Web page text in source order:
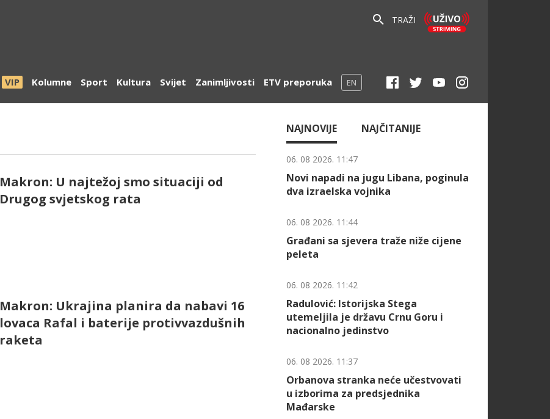
TRAŽI
VIP Kolumne Sport Kultura Svijet Zanimljivosti ETV preporuka EN
Makron: U najtežoj smo situaciji od
Drugog svjetskog rata
Makron: Ukrajina planira da nabavi 16
lovaca Rafal i baterije protivvazdušnih
raketa
NAJNOVIJE NAJČITANIJE
06. 08 2026. 11:47
Novi napadi na jugu Libana, poginula
dva izraelska vojnika
06. 08 2026. 11:44
Građani sa sjevera traže niže cijene
peleta
06. 08 2026. 11:42
Radulović: Istorijska Stega
utemeljila je državu Crnu Goru i
nacionalno jedinstvo
06. 08 2026. 11:37
Orbanova stranka neće učestvovati
u izborima za predsjednika
Mađarske